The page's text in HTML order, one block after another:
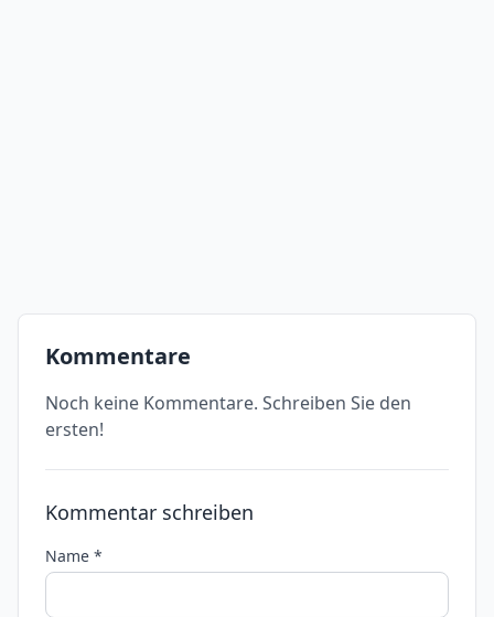
Kommentare
Noch keine Kommentare. Schreiben Sie den
ersten!
Kommentar schreiben
Name *